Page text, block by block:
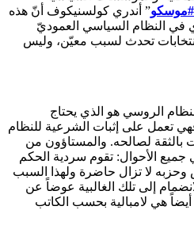
#موسكو” أندري كولسنيكوف أنّ هذه
في النظام السياسي العموديّ
تحدث لسبب معيّن، وليس
الروسي هو الذي يحتاج
تعمل على إثبات الشرعية للنظام
بالثقة لصالحه. والمستاؤون من
الأحوال: تقوم سردية الحكم
وحزبه لا تزال حاضرة ولهذا السبب
إلى تلك الغالبية عوضاً عن
أيضاً هي لامبالية بحسب الكاتب